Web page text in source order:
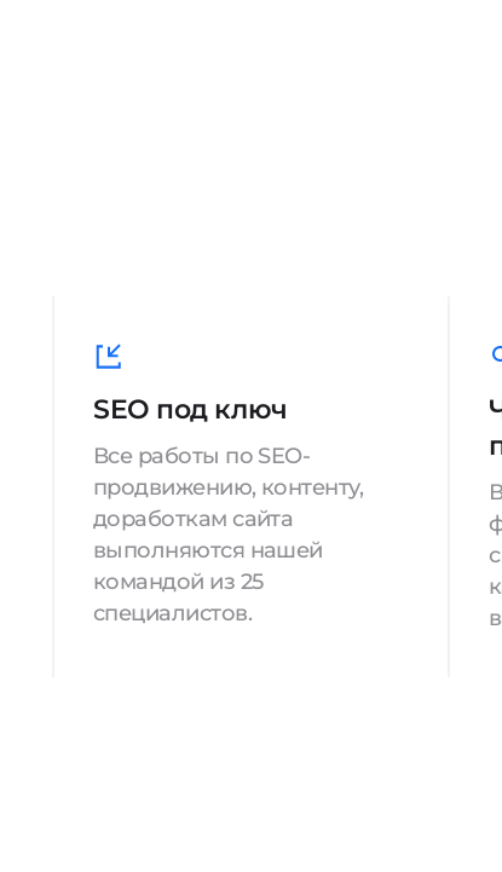
SEO под ключ
Все работы по SEO-
продвижению, контенту,
доработкам сайта
выполняются нашей
командой из 25
специалистов.